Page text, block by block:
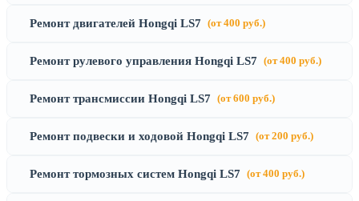
Ремонт двигателей Hongqi LS7 (от 400 руб.)
Ремонт рулевого управления Hongqi LS7 (от 400 руб.)
Ремонт трансмиссии Hongqi LS7 (от 600 руб.)
Ремонт подвески и ходовой Hongqi LS7 (от 200 руб.)
Ремонт тормозных систем Hongqi LS7 (от 400 руб.)